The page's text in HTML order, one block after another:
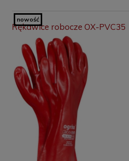
Rękawice robocze OX-PVC35
nowość